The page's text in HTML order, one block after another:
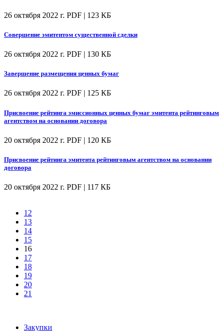
26 октября 2022 г. PDF | 123 КБ
Совершение эмитентом существенной сделки
26 октября 2022 г. PDF | 130 КБ
Завершение размещения ценных бумаг
26 октября 2022 г. PDF | 125 КБ
Присвоение рейтинга эмиссионных ценных бумаг эмитента рейтинговым
агентством на основании договора
20 октября 2022 г. PDF | 120 КБ
Присвоение рейтинга эмитента рейтинговым агентством на основании
договора
20 октября 2022 г. PDF | 117 КБ
12
13
14
15
16
17
18
19
20
21
Закупки